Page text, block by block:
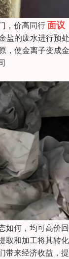
，价高同行面议
盐的废水进行预
，使金离子变成
如何，均可高价
取和加工将其转
带来经济收益，